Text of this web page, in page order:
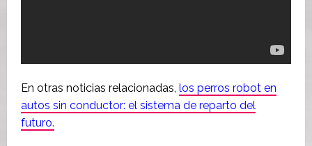
En otras noticias relacionadas, los perros robot en
autos sin conductor: el sistema de reparto del
futuro.